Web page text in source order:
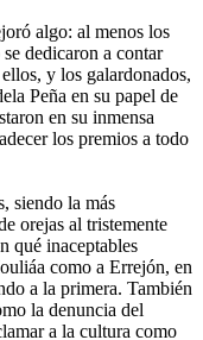
algo: al menos los
dedicaron a contar
y los galardonados,
Peña en su papel de
en su inmensa
los premios a todo
siendo la más
orejas al tristemente
qué inaceptables
como a Errejón, en
a la primera. También
la denuncia del
a la cultura como